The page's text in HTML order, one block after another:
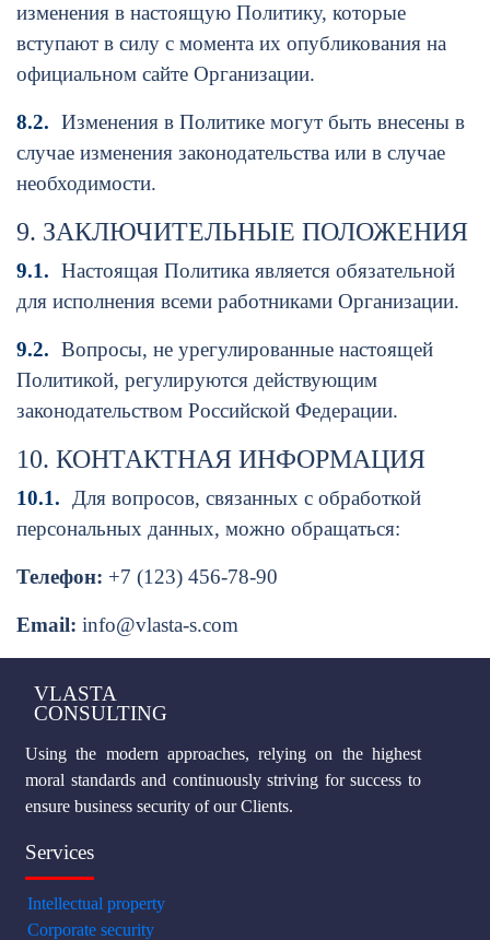
изменения в настоящую Политику, которые
вступают в силу с момента их опубликования на
официальном сайте Организации.
8.2. Изменения в Политике могут быть внесены в
случае изменения законодательства или в случае
необходимости.
9. ЗАКЛЮЧИТЕЛЬНЫЕ ПОЛОЖЕНИЯ
9.1. Настоящая Политика является обязательной
для исполнения всеми работниками Организации.
9.2. Вопросы, не урегулированные настоящей
Политикой, регулируются действующим
законодательством Российской Федерации.
10. КОНТАКТНАЯ ИНФОРМАЦИЯ
10.1.
Для вопросов, связанных с обработкой
персональных данных, можно обращаться:
Телефон: +7 (123) 456-78-90
Email: info@vlasta-s.com
VLASTA
CONSULTING
Using the modern approaches, relying on the highest
moral standards and continuously striving for success to
ensure business security of our Clients.
Services
Intellectual property
Corporate security